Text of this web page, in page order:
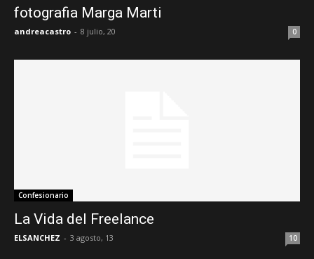
fotografia Marga Marti
andreacastro - 8 julio, 20 0
Confesionario
La Vida del Freelance
ELSANCHEZ - 3 agosto, 13 10